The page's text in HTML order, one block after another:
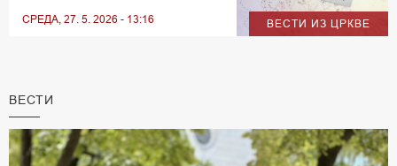
ВЕСТИ ИЗ ЦРКВЕ
СРЕДА, 27. 5. 2026 - 13:16
ВЕСТИ